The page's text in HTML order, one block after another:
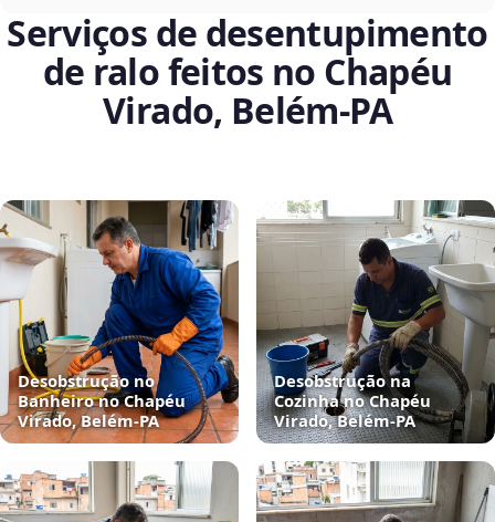
Serviços de desentupimento
de ralo feitos no Chapéu
Virado, Belém‑PA
Desobstrução no
Banheiro no Chapéu
Virado, Belém‑PA
Desobstrução na
Cozinha no Chapéu
Virado, Belém‑PA